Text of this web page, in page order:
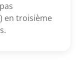
en troisième